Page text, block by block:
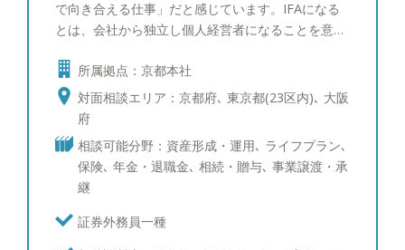
で向き合える仕事」だと感じています。IFAになる
とは、会社から独立し個人経営者になることを意味
立場でお客様の資産運用のアドバイスを行うことが
可能です。もちろんノルマもないためお客様と良好
な関係が長期に渡って構築できることがやりがいと
なっています。一方で、お客様から頂いた手数料で
報酬を得ている以上、責任を持ったお客様対応やア
ドバイスがIFAには求められますので、日々勉強の
毎日です。お客様1人1人の未来の姿に想いを馳せて
一緒にカタチにしていくご支援ができればと思いま
所属拠点：京都本社
対面相談エリア：京都府､ 東京都(23区内)､ 大阪
府
相談可能分野：資産形成・運用､ ライフプラン､
保険､ 年金・退職金､ 相続・贈与､ 事業譲渡・承
継
証券外務員一種